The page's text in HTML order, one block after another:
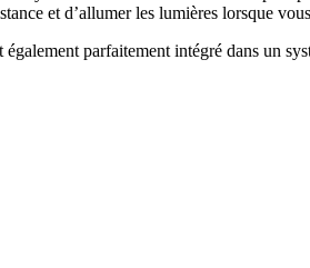
et d’allumer les lumières lorsque
parfaitement intégré dans un